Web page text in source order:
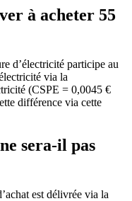
à acheter 55
d’électricité participe au
via la
(CSPE = 0,0045 €
différence via cette
sera-il pas
est délivrée via la